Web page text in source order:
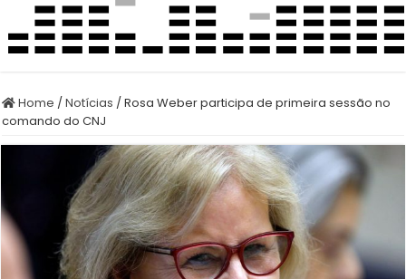
Home /Notícias /Rosa Weber participa de primeira sessão no
comando do CNJ